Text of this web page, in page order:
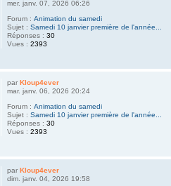
mer. janv. 07, 2026 06:26
Forum :Animation du samedi
Sujet :Samedi 10 janvier première de l'année...
Réponses :30
Vues :2393
parKloup4ever
mar. janv. 06, 2026 20:24
Forum :Animation du samedi
Sujet :Samedi 10 janvier première de l'année...
Réponses :30
Vues :2393
parKloup4ever
dim. janv. 04, 2026 19:58